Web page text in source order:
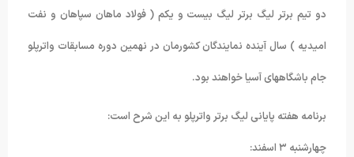
دو تیم برتر لیگ برتر لیگ بیست و یکم ( فولاد ماهان سپاهان و نفت
امیدیه ) سال آینده نمایندگان کشورمان در نهمین دوره مسابقات واترپلو
جام باشگاههای آسیا خواهند بود.
برنامه هفته پایانی لیگ برتر واترپلو به این شرح است:
چهارشنبه ٣ اسفند: